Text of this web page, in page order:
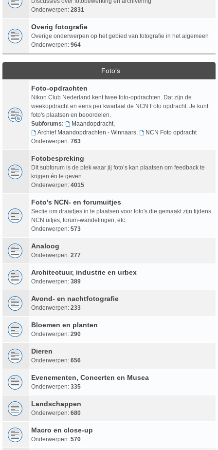
Onderwerpen: 2831
Overig fotografie
Overige onderwerpen op het gebied van fotografie in het algemeen
Onderwerpen: 964
Foto's
Foto-opdrachten
Nikon Club Nederland kent twee foto-opdrachten. Dat zijn de
weekopdracht en eens per kwartaal de NCN Foto opdracht. Je kunt
foto's plaatsen en beoordelen.
Subforums:
Maandopdracht,
Archief Maandopdrachten - Winnaars,
NCN Foto opdracht
Onderwerpen: 763
Fotobespreking
Dit subforum is de plek waar jij foto’s kan plaatsen om feedback te
krijgen én te geven.
Onderwerpen: 4015
Foto's NCN- en forumuitjes
Sectie om draadjes in te plaatsen voor foto's die gemaakt zijn tijdens
NCN uitjes, forum-wandelingen, etc.
Onderwerpen: 573
Analoog
Onderwerpen: 277
Architectuur, industrie en urbex
Onderwerpen: 389
Avond- en nachtfotografie
Onderwerpen: 233
Bloemen en planten
Onderwerpen: 290
Dieren
Onderwerpen: 656
Evenementen, Concerten en Musea
Onderwerpen: 335
Landschappen
Onderwerpen: 680
Macro en close-up
Onderwerpen: 570